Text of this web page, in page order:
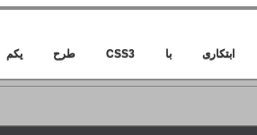
ابتکاری با CSS3 طرح یکم